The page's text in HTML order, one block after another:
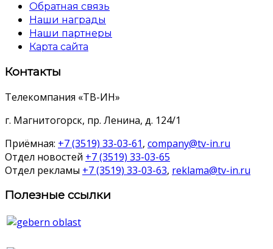
Обратная связь
Наши награды
Наши партнеры
Карта сайта
Контакты
Телекомпания «ТВ-ИН»
г. Магнитогорск, пр. Ленина, д. 124/1
Приёмная: +7 (3519) 33-03-61, company@tv-in.ru
Отдел новостей +7 (3519) 33-03-65
Отдел рекламы +7 (3519) 33-03-63, reklama@tv-in.ru
Полезные ссылки